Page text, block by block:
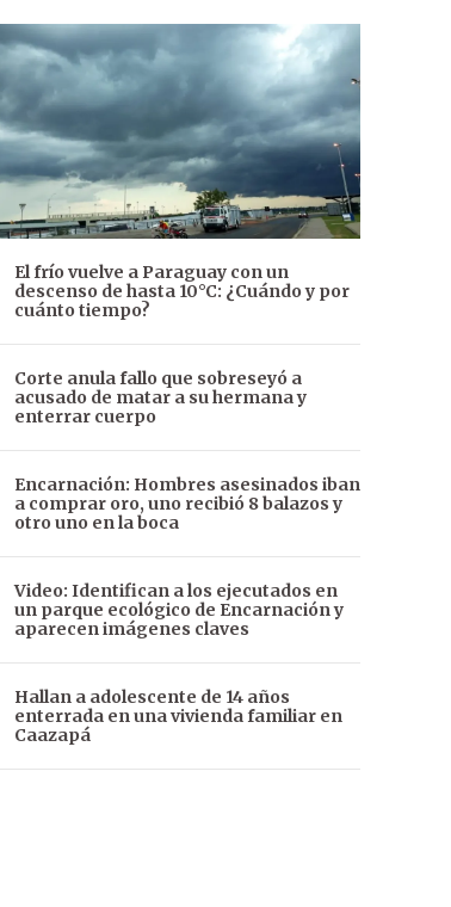
El frío vuelve a Paraguay con un
descenso de hasta 10°C: ¿Cuándo y por
cuánto tiempo?
Corte anula fallo que sobreseyó a
acusado de matar a su hermana y
enterrar cuerpo
Encarnación: Hombres asesinados iban
a comprar oro, uno recibió 8 balazos y
otro uno en la boca
Video: Identifican a los ejecutados en
un parque ecológico de Encarnación y
aparecen imágenes claves
Hallan a adolescente de 14 años
enterrada en una vivienda familiar en
Caazapá